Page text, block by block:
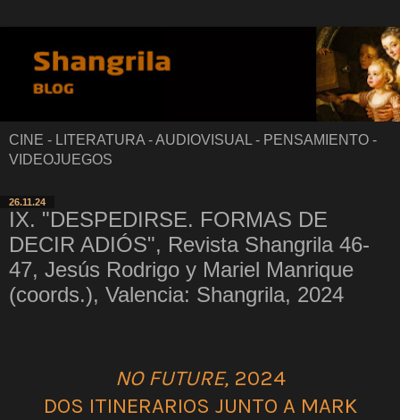
CINE - LITERATURA - AUDIOVISUAL - PENSAMIENTO -
VIDEOJUEGOS
26.11.24
IX. "DESPEDIRSE. FORMAS DE
DECIR ADIÓS", Revista Shangrila 46-
47, Jesús Rodrigo y Mariel Manrique
(coords.), Valencia: Shangrila, 2024
NO FUTURE,2024
DOS ITINERARIOS JUNTO A MARK